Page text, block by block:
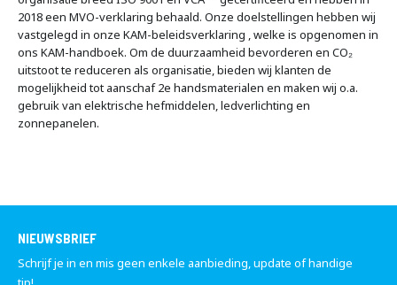
2018 een MVO-verklaring behaald. Onze doelstellingen hebben wij
vastgelegd in onze KAM-beleidsverklaring , welke is opgenomen in
ons KAM-handboek. Om de duurzaamheid bevorderen en CO₂
uitstoot te reduceren als organisatie, bieden wij klanten de
mogelijkheid tot aanschaf 2e handsmaterialen en maken wij o.a.
gebruik van elektrische hefmiddelen, ledverlichting en
zonnepanelen.
NIEUWSBRIEF
Schrijf je in en mis geen enkele aanbieding, update of handige